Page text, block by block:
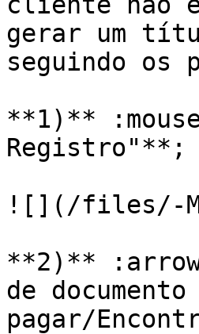
gerar um
seguindo os
**1)**
Registro"**;
![](/files/-
**2)**
de
pagar/